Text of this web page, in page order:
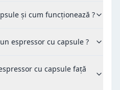
și cum funcționează ?
espressor cu capsule ?
cu capsule față